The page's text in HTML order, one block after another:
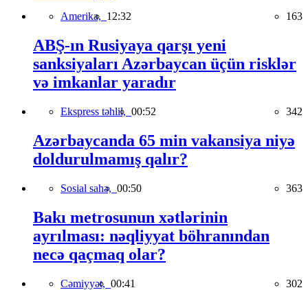
Amerika, 12:32 163
ABŞ-ın Rusiyaya qarşı yeni
sanksiyaları Azərbaycan üçün risklər
və imkanlar yaradır
Ekspress təhlil, 00:52 342
Azərbaycanda 65 min vakansiya niyə
doldurulmamış qalır?
Sosial sahə, 00:50 363
Bakı metrosunun xətlərinin
ayrılması: nəqliyyat böhranından
necə qaçmaq olar?
Cəmiyyət, 00:41 302